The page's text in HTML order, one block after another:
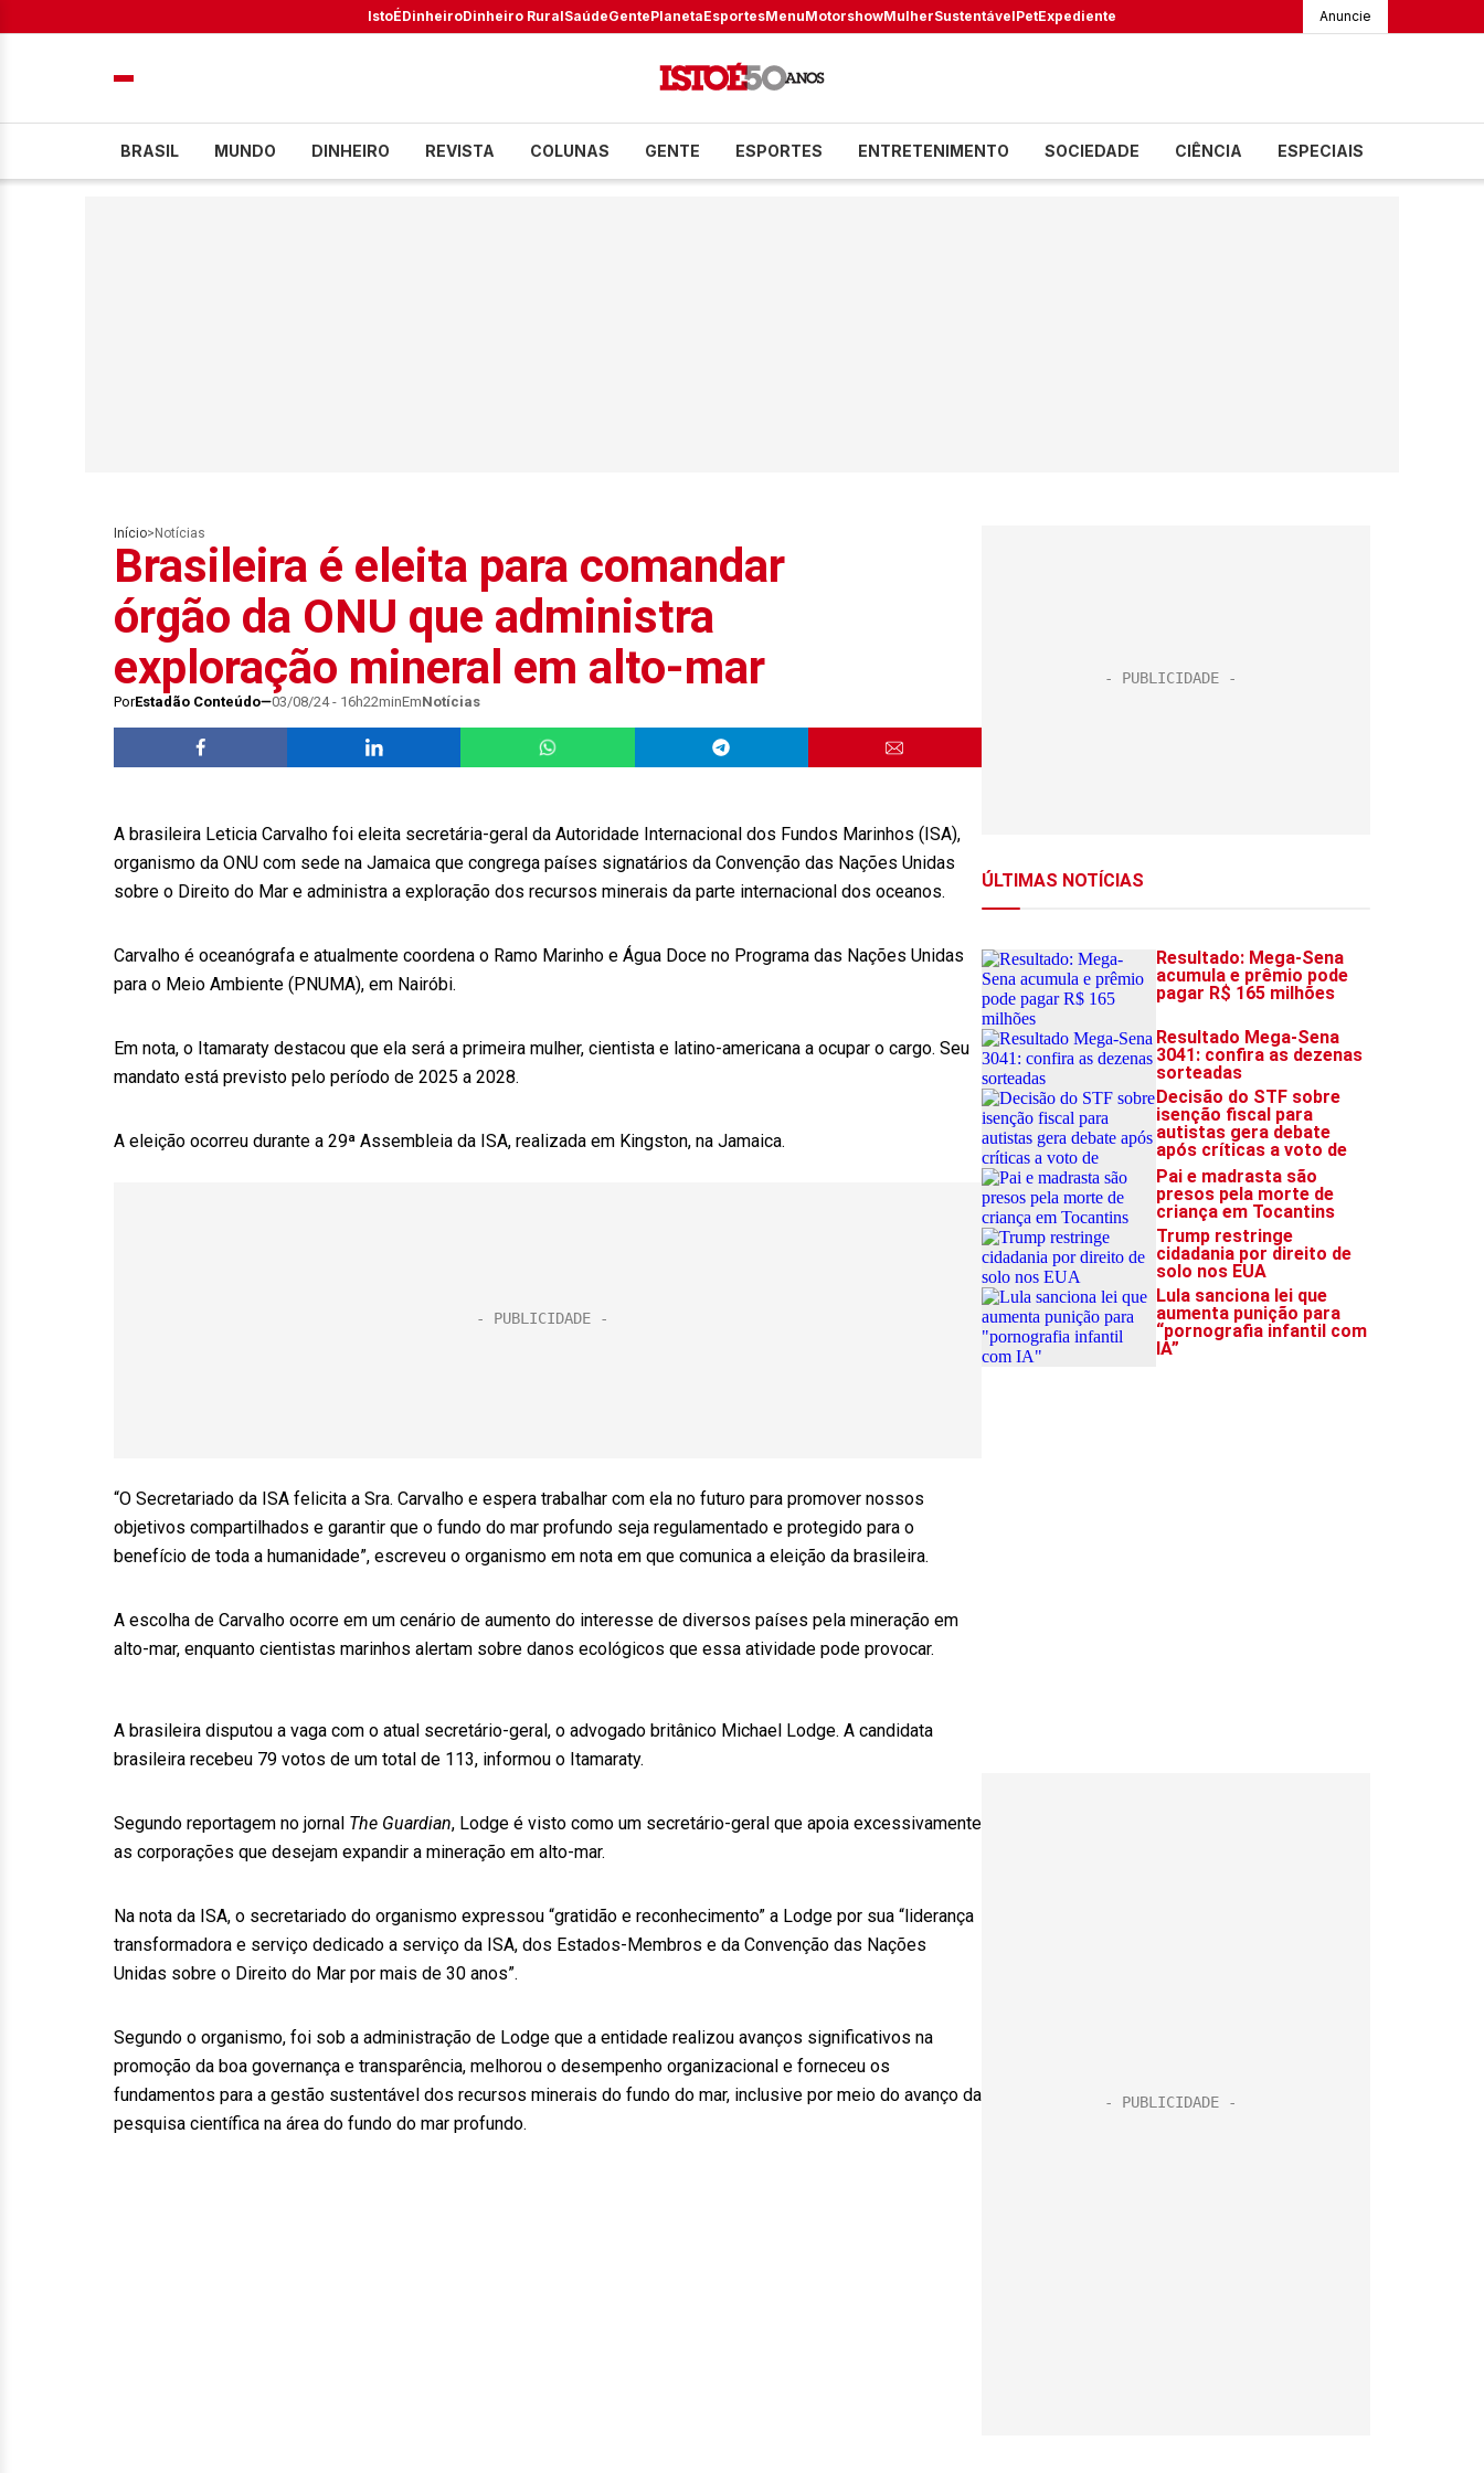
IstoÉDinheiroDinheiro RuralSaúdeGentePlanetaEsportesMenuMotorshowMulherSustentávelPetExpediente Anuncie
BRASIL MUNDO DINHEIRO REVISTA COLUNAS GENTE ESPORTES ENTRETENIMENTO SOCIEDADE CIÊNCIA ESPECIAIS
Início> Notícias
Brasileira é eleita para comandar
órgão da ONU que administra
exploração mineral em alto-mar
PorEstadão Conteúdo 03/08/24 - 16h22minEmNotícias
A brasileira Leticia Carvalho foi eleita secretária-geral da Autoridade Internacional dos Fundos Marinhos (ISA),
organismo da ONU com sede na Jamaica que congrega países signatários da Convenção das Nações Unidas
sobre o Direito do Mar e administra a exploração dos recursos minerais da parte internacional dos oceanos.
Carvalho é oceanógrafa e atualmente coordena o Ramo Marinho e Água Doce no Programa das Nações Unidas
para o Meio Ambiente (PNUMA), em Nairóbi.
Em nota, o Itamaraty destacou que ela será a primeira mulher, cientista e latino-americana a ocupar o cargo. Seu
mandato está previsto pelo período de 2025 a 2028.
A eleição ocorreu durante a 29ª Assembleia da ISA, realizada em Kingston, na Jamaica.
“O Secretariado da ISA felicita a Sra. Carvalho e espera trabalhar com ela no futuro para promover nossos
objetivos compartilhados e garantir que o fundo do mar profundo seja regulamentado e protegido para o
benefício de toda a humanidade”, escreveu o organismo em nota em que comunica a eleição da brasileira.
A escolha de Carvalho ocorre em um cenário de aumento do interesse de diversos países pela mineração em
alto-mar, enquanto cientistas marinhos alertam sobre danos ecológicos que essa atividade pode provocar.
A brasileira disputou a vaga com o atual secretário-geral, o advogado britânico Michael Lodge. A candidata
brasileira recebeu 79 votos de um total de 113, informou o Itamaraty.
Segundo reportagem no jornal The Guardian, Lodge é visto como um secretário-geral que apoia excessivamente
as corporações que desejam expandir a mineração em alto-mar.
Na nota da ISA, o secretariado do organismo expressou “gratidão e reconhecimento” a Lodge por sua “liderança
transformadora e serviço dedicado a serviço da ISA, dos Estados-Membros e da Convenção das Nações
Unidas sobre o Direito do Mar por mais de 30 anos”.
Segundo o organismo, foi sob a administração de Lodge que a entidade realizou avanços significativos na
promoção da boa governança e transparência, melhorou o desempenho organizacional e forneceu os
fundamentos para a gestão sustentável dos recursos minerais do fundo do mar, inclusive por meio do avanço da
pesquisa científica na área do fundo do mar profundo.